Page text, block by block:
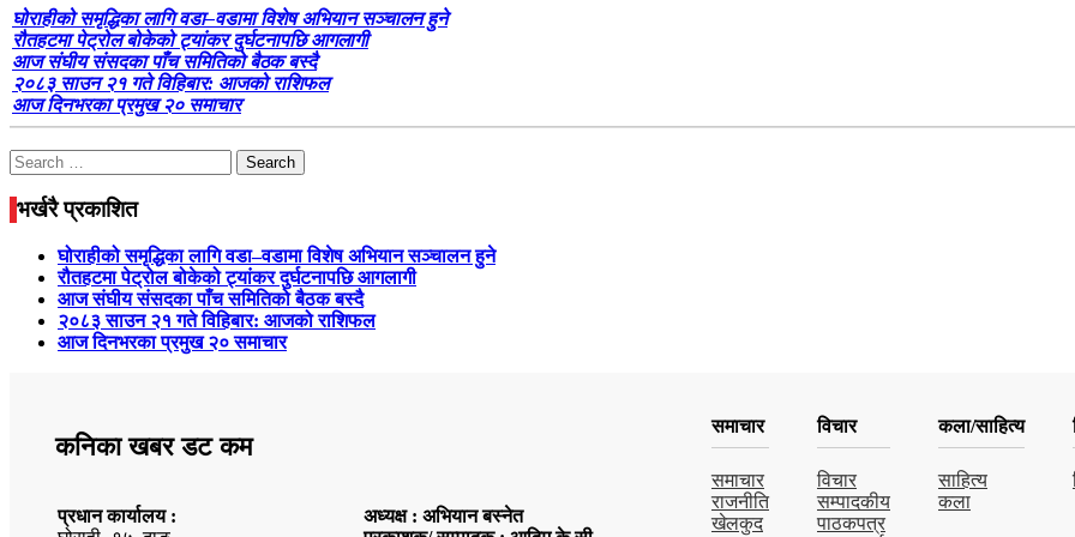
घोराहीको समृद्धिका लागि वडा–वडामा विशेष अभियान सञ्चालन हुने
रौतहटमा पेट्रोल बोकेको ट्यांकर दुर्घटनापछि आगलागी
आज संघीय संसदका पाँच समितिको बैठक बस्दै
२०८३ साउन २१ गते विहिबार: आजको राशिफल
आज दिनभरका प्रमुख २० समाचार
Search
for:
भर्खरै प्रकाशित
घोराहीको समृद्धिका लागि वडा–वडामा विशेष अभियान सञ्चालन हुने
रौतहटमा पेट्रोल बोकेको ट्यांकर दुर्घटनापछि आगलागी
आज संघीय संसदका पाँच समितिको बैठक बस्दै
२०८३ साउन २१ गते विहिबार: आजको राशिफल
आज दिनभरका प्रमुख २० समाचार
कनिका खबर डट कम
प्रधान कार्यालय :
अध्यक्ष : अभियान बस्नेत
समाचार
समाचार
राजनीति
खेलकुद
विचार
विचार
सम्पादकीय
पाठकपत्र
कला/साहित्य
साहित्य
कला